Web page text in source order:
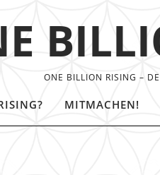
ONE BILLION RISING –
MITMACHEN!